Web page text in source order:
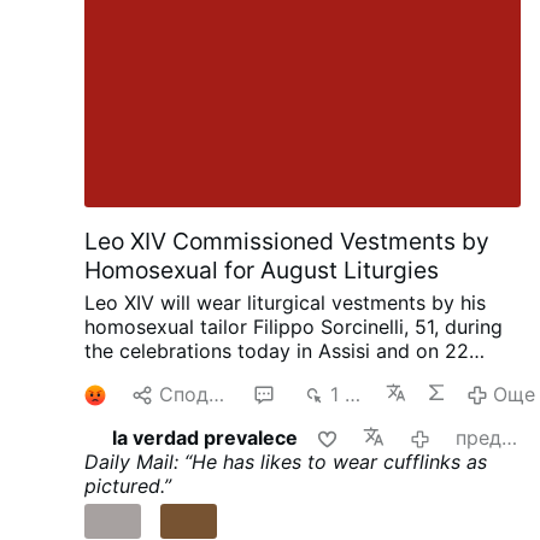
Leo XIV Commissioned Vestments by
Homosexual for August Liturgies
Leo XIV will wear liturgical vestments by his
homosexual tailor Filippo Sorcinelli, 51, during
the celebrations today in Assisi and on 22
interview with Corriere.it on 2 August. The
Assisi vestments draw inspiration from 13th-
and 14th-century paintings of the Porziuncola,
while the Rimini vestments, created for a
Eucharist by the sea, feature porthole motifs
Споделяне 1 хил.
Още
la verdad prevalece
преди 5 часа
Daily Mail: “He has likes to wear cufflinks as
pictured.”